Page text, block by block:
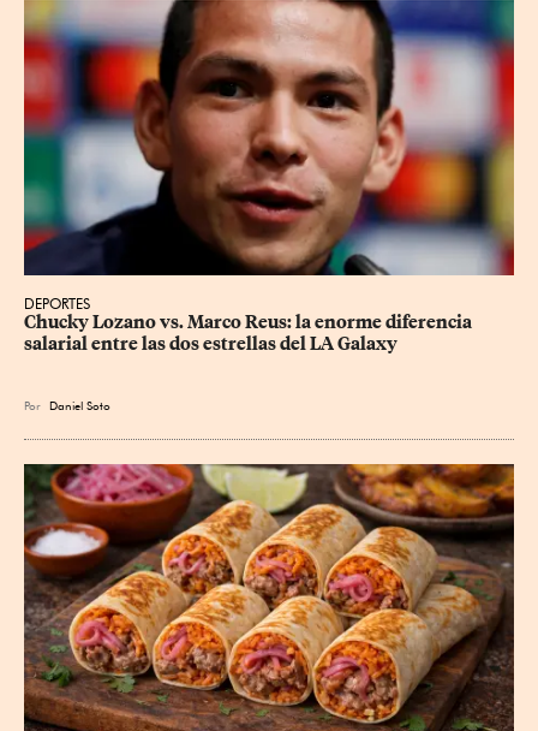
DEPORTES
Chucky Lozano vs. Marco Reus: la enorme diferencia
salarial entre las dos estrellas del LA Galaxy
Por Daniel Soto